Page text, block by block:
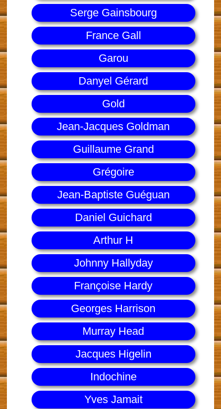
Serge Gainsbourg
France Gall
Garou
Danyel Gérard
Gold
Jean-Jacques Goldman
Guillaume Grand
Grégoire
Jean-Baptiste Guéguan
Daniel Guichard
Arthur H
Johnny Hallyday
Françoise Hardy
Georges Harrison
Murray Head
Jacques Higelin
Indochine
Yves Jamait